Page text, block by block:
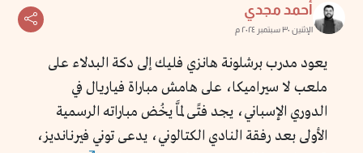
أحمد مجدي
الإثنين ٣٠ سبتمبر ٢٠٢٤ م
يعود مدرب برشلونة هانزي فليك إلى دكة البدلاء على
ملعب لا سيراميكا، على هامش مباراة فياريال في
الدوري الإسباني، يجد فتًى لمَّا يخُض مباراته الرسمية
الأولى بعد رفقة النادي الكتالوني، يدعى توني فيرنانديز،